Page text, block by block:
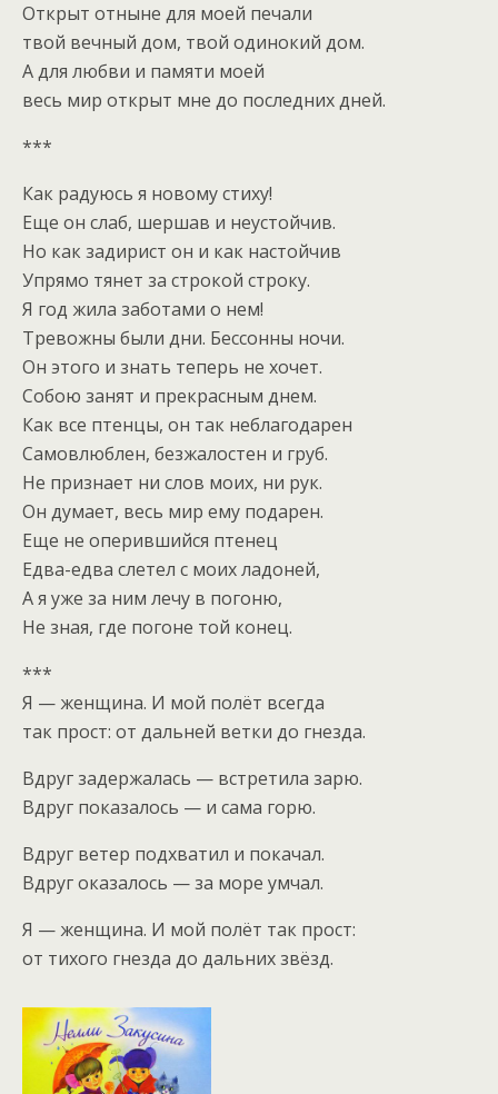
Открыт отныне для моей печали
твой вечный дом, твой одинокий дом.
А для любви и памяти моей
весь мир открыт мне до последних дней.
***
Как радуюсь я новому стиху!
Еще он слаб, шершав и неустойчив.
Но как задирист он и как настойчив
Упрямо тянет за строкой строку.
Я год жила заботами о нем!
Тревожны были дни. Бессонны ночи.
Он этого и знать теперь не хочет.
Собою занят и прекрасным днем.
Как все птенцы, он так неблагодарен
Самовлюблен, безжалостен и груб.
Не признает ни слов моих, ни рук.
Он думает, весь мир ему подарен.
Еще не оперившийся птенец
Едва-едва слетел с моих ладоней,
А я уже за ним лечу в погоню,
Не зная, где погоне той конец.
***
Я — женщина. И мой полёт всегда
так прост: от дальней ветки до гнезда.
Вдруг задержалась — встретила зарю.
Вдруг показалось — и сама горю.
Вдруг ветер подхватил и покачал.
Вдруг оказалось — за море умчал.
Я — женщина. И мой полёт так прост:
от тихого гнезда до дальних звёзд.